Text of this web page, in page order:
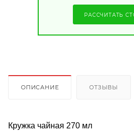
РАССЧИТАТЬ
ОПИСАНИЕ ОТЗЫВЫ
Кружка чайная 270 мл